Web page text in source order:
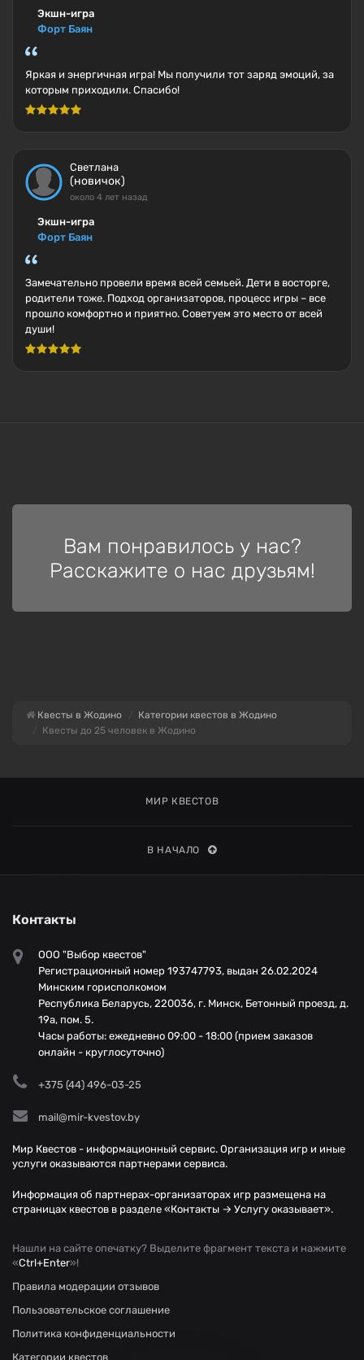
Экшн-игра
Форт Баян
Яркая и энергичная игра! Мы получили тот заряд эмоций, за
которым приходили. Спасибо!
Светлана
(новичок)
около 4 лет назад
Экшн-игра
Форт Баян
Замечательно провели время всей семьей. Дети в восторге,
родители тоже. Подход организаторов, процесс игры – все
прошло комфортно и приятно. Советуем это место от всей
души!
Вам понравилось у нас?
Расскажите о нас друзьям!
Квесты в Жодино
Категории квестов в Жодино
Квесты до 25 человек в Жодино
МИР КВЕСТОВ
В НАЧАЛО
Контакты
ООО "Выбор квестов"
Регистрационный номер 193747793, выдан 26.02.2024
Минским горисполкомом
Республика Беларусь, 220036, г. Минск, Бетонный проезд, д.
19а, пом. 5.
Часы работы: ежедневно 09:00 - 18:00 (прием заказов
онлайн - круглосуточно)
+375 (44) 496-03-25
mail@mir-kvestov.by
Мир Квестов - информационный сервис. Организация игр и иные
услуги оказываются партнерами сервиса.
Информация об партнерах-организаторах игр размещена на
страницах квестов в разделе «Контакты → Услугу оказывает».
Нашли на сайте опечатку? Выделите фрагмент текста и нажмите
«Ctrl+Enter»!
Правила модерации отзывов
Пользовательское соглашение
Политика конфиденциальности
Категории квестов